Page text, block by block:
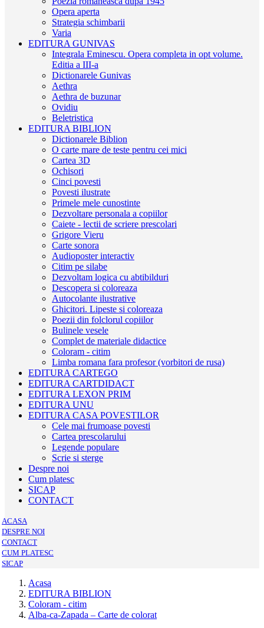
Opera aperta
Strategia schimbarii
Varia
EDITURA GUNIVAS
Integrala Eminescu. Opera completa in opt volume.
Editia a III-a
Dictionarele Gunivas
Aethra
Aethra de buzunar
Ovidiu
Beletristica
EDITURA BIBLION
Dictionarele Biblion
O carte mare de teste pentru cei mici
Cartea 3D
Ochisori
Cinci povesti
Povesti ilustrate
Primele mele cunostinte
Dezvoltare personala a copiilor
Caiete - lectii de scriere prescolari
Grigore Vieru
Carte sonora
Audioposter interactiv
Citim pe silabe
Dezvoltam logica cu abtibilduri
Descopera si coloreaza
Autocolante ilustrative
Ghicitori. Lipeste si coloreaza
Poezii din folclorul copiilor
Bulinele vesele
Complet de materiale didactice
Coloram - citim
Limba romana fara profesor (vorbitori de rusa)
EDITURA CARTEGO
EDITURA CARTDIDACT
EDITURA LEXON PRIM
EDITURA UNU
EDITURA CASA POVESTILOR
Cele mai frumoase povesti
Cartea prescolarului
Legende populare
Scrie si sterge
Despre noi
Cum platesc
SICAP
CONTACT
ACASA
DESPRE NOI
CONTACT
CUM PLATESC
SICAP
Acasa
EDITURA BIBLION
Coloram - citim
Alba-ca-Zapada – Carte de colorat